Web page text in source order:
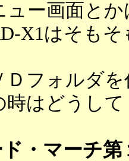
ュー画面と
X1はそも
Ｄフォルダ
時はどうし
・マーチ第